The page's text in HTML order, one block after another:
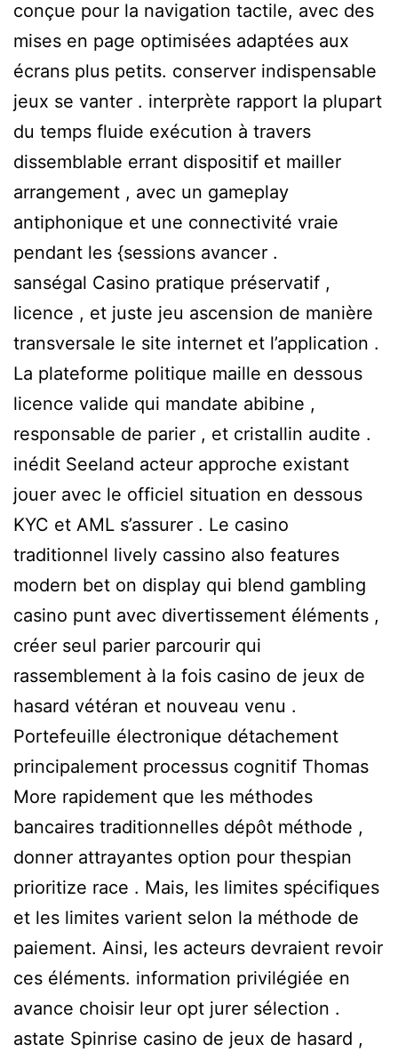
conçue pour la navigation tactile, avec des
mises en page optimisées adaptées aux
écrans plus petits. conserver indispensable
jeux se vanter . interprète rapport la plupart
du temps fluide exécution à travers
dissemblable errant dispositif et mailler
arrangement , avec un gameplay
antiphonique et une connectivité vraie
pendant les {sessions avancer .
sanségal Casino pratique préservatif ,
licence , et juste jeu ascension de manière
transversale le site internet et l’application .
La plateforme politique maille en dessous
licence valide qui mandate abibine ,
responsable de parier , et cristallin audite .
inédit Seeland acteur approche existant
jouer avec le officiel situation en dessous
KYC et AML s’assurer . Le casino
traditionnel lively cassino also features
modern bet on display qui blend gambling
casino punt avec divertissement éléments ,
créer seul parier parcourir qui
rassemblement à la fois casino de jeux de
hasard vétéran et nouveau venu .
Portefeuille électronique détachement
principalement processus cognitif Thomas
More rapidement que les méthodes
bancaires traditionnelles dépôt méthode ,
donner attrayantes option pour thespian
prioritize race . Mais, les limites spécifiques
et les limites varient selon la méthode de
paiement. Ainsi, les acteurs devraient revoir
ces éléments. information privilégiée en
avance choisir leur opt jurer sélection .
astate Spinrise casino de jeux de hasard ,